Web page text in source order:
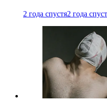
2 года спустя2 года